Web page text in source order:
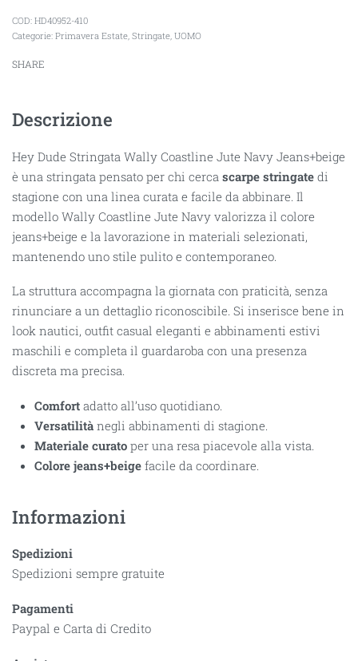
HD40952-410
Categorie: Primavera Estate, Stringate, UOMO
SHARE
Descrizione
Hey Dude Stringata Wally Coastline Jute Navy Jeans+beige
è una stringata pensato per chi cerca scarpe stringate di
stagione con una linea curata e facile da abbinare. Il
modello Wally Coastline Jute Navy valorizza il colore
jeans+beige e la lavorazione in materiali selezionati,
mantenendo uno stile pulito e contemporaneo.
La struttura accompagna la giornata con praticità, senza
rinunciare a un dettaglio riconoscibile. Si inserisce bene in
look nautici, outfit casual eleganti e abbinamenti estivi
maschili e completa il guardaroba con una presenza
discreta ma precisa.
Comfort adatto all’uso quotidiano.
Versatilità negli abbinamenti di stagione.
Materiale curato per una resa piacevole alla vista.
Colore jeans+beige facile da coordinare.
Informazioni
Spedizioni
Spedizioni sempre gratuite
Pagamenti
Paypal e Carta di Credito